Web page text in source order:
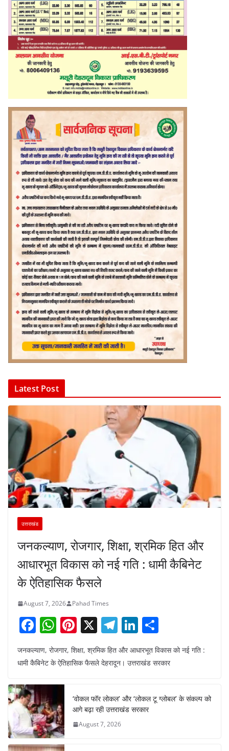
Latest Post
उत्तराखंड
जनकल्याण, रोजगार, शिक्षा, श्रमिक हित और
आधारभूत विकास को नई गति : धामी कैबिनेट
के ऐतिहासिक फैसले
August 7, 2026 Pahad Times
F
c
b
o
o
k
W
at
s
A
p
p
Pi
er
st
X T
el
e
a
m
Li
k
dI
n
h
ar
जनकल्याण, रोजगार, शिक्षा, श्रमिक हित और आधारभूत विकास को नई गति :
धामी कैबिनेट के ऐतिहासिक फैसले देहरादून। उत्तराखंड सरकार
‘वोकल फॉर लोकल’ और ‘लोकल टू ग्लोबल’ के संकल्प को
आगे बढ़ा रही उत्तराखंड सरकार
August 7, 2026